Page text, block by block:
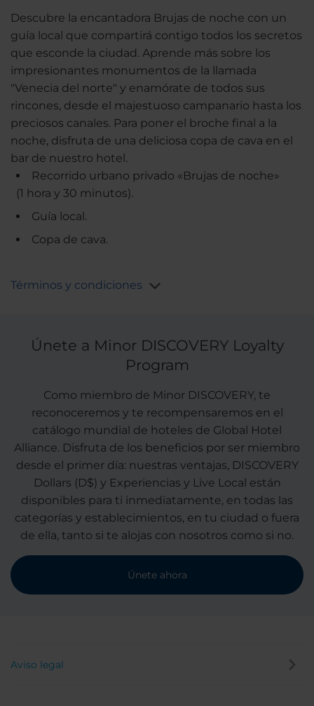
Descubre la encantadora Brujas de noche con un
guía local que compartirá contigo todos los secretos
que esconde la ciudad. Aprende más sobre los
impresionantes monumentos de la llamada
"Venecia del norte" y enamórate de todos sus
rincones, desde el majestuoso campanario hasta los
preciosos canales. Para poner el broche final a la
noche, disfruta de una deliciosa copa de cava en el
bar de nuestro hotel.
Recorrido urbano privado «Brujas de noche»
(1 hora y 30 minutos).
Guía local.
Copa de cava.
Términos y condiciones
Únete a Minor DISCOVERY Loyalty
Program
Como miembro de Minor DISCOVERY, te
reconoceremos y te recompensaremos en el
catálogo mundial de hoteles de Global Hotel
Alliance. Disfruta de los beneficios por ser miembro
desde el primer día: nuestras ventajas, DISCOVERY
Dollars (D$) y Experiencias y Live Local están
disponibles para ti inmediatamente, en todas las
categorías y establecimientos, en tu ciudad o fuera
de ella, tanto si te alojas con nosotros como si no.
Únete ahora
Aviso legal